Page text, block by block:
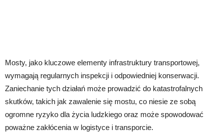
Mosty, jako kluczowe elementy infrastruktury transportowej,
wymagają regularnych inspekcji i odpowiedniej konserwacji.
Zaniechanie tych działań może prowadzić do katastrofalnych
skutków, takich jak zawalenie się mostu, co niesie ze sobą
ogromne ryzyko dla życia ludzkiego oraz może spowodować
poważne zakłócenia w logistyce i transporcie.